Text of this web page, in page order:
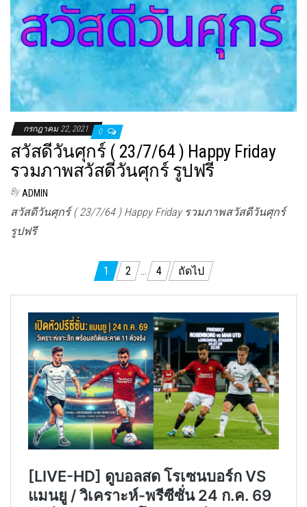
กรกฎาคม 22, 2021 0
สวัสดีวันศุกร์ ( 23/7/64 ) Happy Friday
รวมภาพสวัสดีวันศุกร์ รูปฟรี
By ADMIN
สวัสดีวันศุกร์ ( 23/7/64 ) Happy Friday รวมภาพสวัสดีวันศุกร์
รูปฟรี
pagination
1 2 … 4 ถัดไป